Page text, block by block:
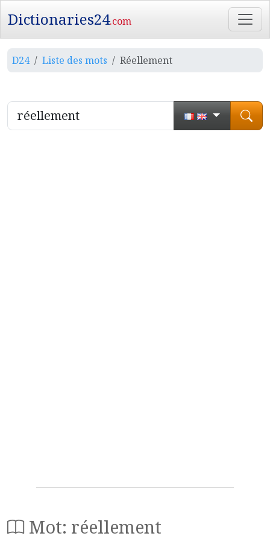
Dictionaries24.com
D24 Liste des mots Réellement
Mot: réellement